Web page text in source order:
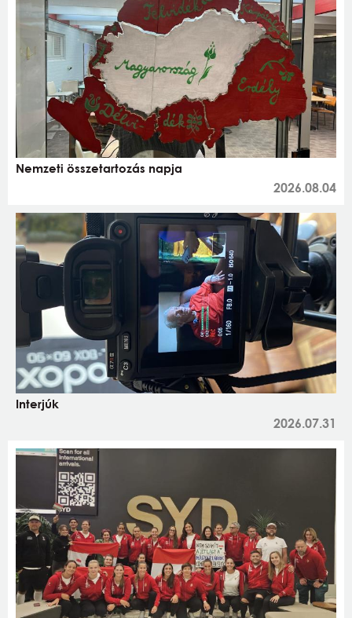
Nemzeti összetartozás napja
2026.08.04
Interjúk
2026.07.31